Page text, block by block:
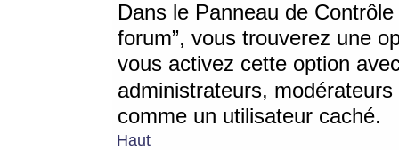
Dans le Panneau de
forum”, vous trouverez une
vous activez cette option
administrateurs,
comme un utilisateur caché.
Haut